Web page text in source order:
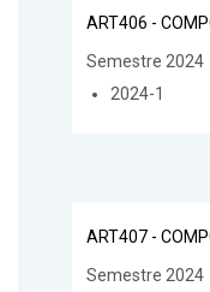
ART406 -
Semestre 2024
2024-1
ART407 -
Semestre 2024